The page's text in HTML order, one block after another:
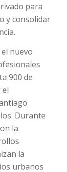
para
y consolidar
nuevo
900 de
el
Durante
la
la
urbanos